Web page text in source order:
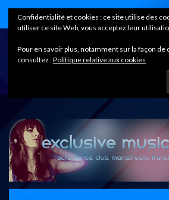
Home
Confidentialité et cookies : ce site utilise des
utiliser ce site Web, vous acceptez leur
Pour en savoir plus, notamment sur la façon
consultez :Politique relative aux cookies